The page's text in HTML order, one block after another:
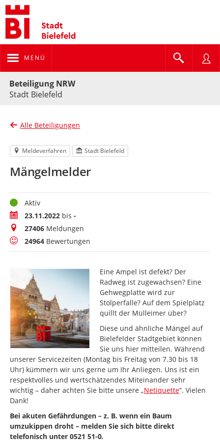
MENÜ
Beteiligung NRW
Stadt Bielefeld
Alle Beteiligungen
Meldeverfahren Stadt Bielefeld
Mängelmelder
StatusAktiv
Zeitraum23.11.2022 bis -
Meldungen
27406 Meldungen
Bewertungen
24964 Bewertungen
Eine Ampel ist defekt? Der
Radweg ist zugewachsen? Eine
Gehwegplatte wird zur
Stolperfalle? Auf dem Spielplatz
quillt der Mülleimer über?
Diese und ähnliche Mängel auf
Bielefelder Stadtgebiet können
Sie uns hier mitteilen. Während
unserer Servicezeiten (Montag bis Freitag von 7.30 bis 18
Uhr) kümmern wir uns gerne um Ihr Anliegen. Uns ist ein
respektvolles und wertschätzendes Miteinander sehr
wichtig – daher achten Sie bitte unsere „Netiquette“. Vielen
Dank!
Bei akuten Gefährdungen – z. B. wenn ein Baum
umzukippen droht – melden Sie sich bitte direkt
telefonisch unter 0521 51-0.